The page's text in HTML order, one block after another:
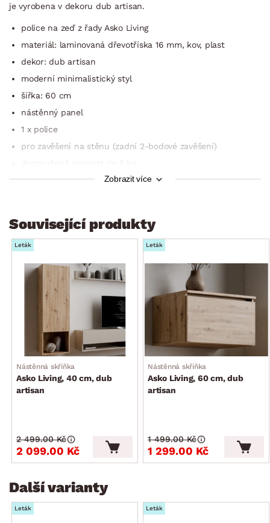
je vyrobena v dekoru dub artisan.
police na zeď z řady Asko Living
materiál: laminovaná dřevotříska 16 mm, kov, plast
dekor: dub artisan
moderní minimalistický styl
šířka: 60 cm
nástěnný panel
1 x police
pro zavěšení na stěnu (zadní 2-bodové zavěšení)
český výrobek
Zobrazit více
Související produkty
Leták
Nástěnná skříňka
Asko Living, 40 cm, dub
artisan
2 099.00 Kč
2 499.00 Kč
Leták
Nástěnná skříňka
Asko Living, 60 cm, dub
artisan
1 299.00 Kč
1 499.00 Kč
Další varianty
Leták Leták